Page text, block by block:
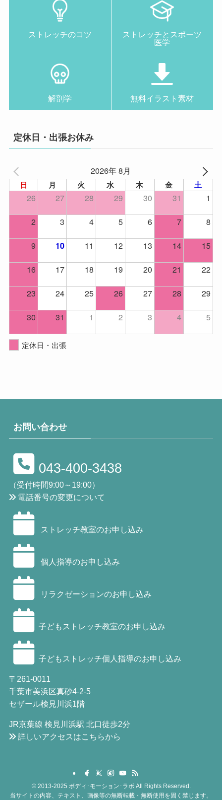
ストレッチのコツ
ストレッチとスポーツ
医学
解剖学 無料イラスト素材
定休日・出張お休み
2026年 8月
日 月 火 水 木 金 土
26 27 28 29 30 31
1
2
3 4 5 6 7
8
9
10 11 12 13 14
15
16
17 18 19 20 21
22
23
24 25 26 27 28
29
30
31 1 2 3 4 5
定休日・出張
お問い合わせ
043-400-3438
（受付時間9:00～19:00）
電話番号の変更について
ストレッチ教室のお申し込み
個人指導のお申し込み
リラクゼーションのお申し込み
子どもストレッチ教室のお申し込み
子どもストレッチ個人指導のお申し込み
〒261-0011
千葉市美浜区真砂4-2-5
セザール検見川浜1階
JR京葉線 検見川浜駅 北口徒歩2分
詳しいアクセスはこちらから
©2013-2025 ボディ･モーション･ラボ All Rights Reserved.
当サイトの内容、テキスト、画像等の無断転載・無断使用を固く禁じます。